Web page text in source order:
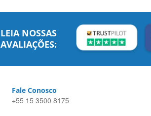
LEIA NOSSAS
AVALIAÇÕES:
Fale Conosco
+55 15 3500 8175